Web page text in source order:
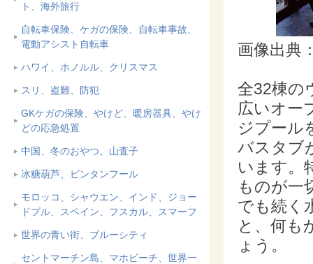
ト、海外旅行
自転車保険、ケガの保険、自転車事故、
電動アシスト自転車
ハワイ、ホノルル、クリスマス
スリ、盗難、防犯
GKケガの保険、やけど、暖房器具、やけ
どの応急処置
中国、冬のおやつ、山査子
冰糖葫芦、ビンタンフール
モロッコ、シャウエン、インド、ジョー
ドプル、スペイン、フスカル、スマーフ
世界の青い街、ブルーシティ
セントマーチン島、マホビーチ、世界一
画像出典
全32棟の
広いオー
ジプール
バスタブ
います。
ものが一
でも続く
と、何も
ょう。